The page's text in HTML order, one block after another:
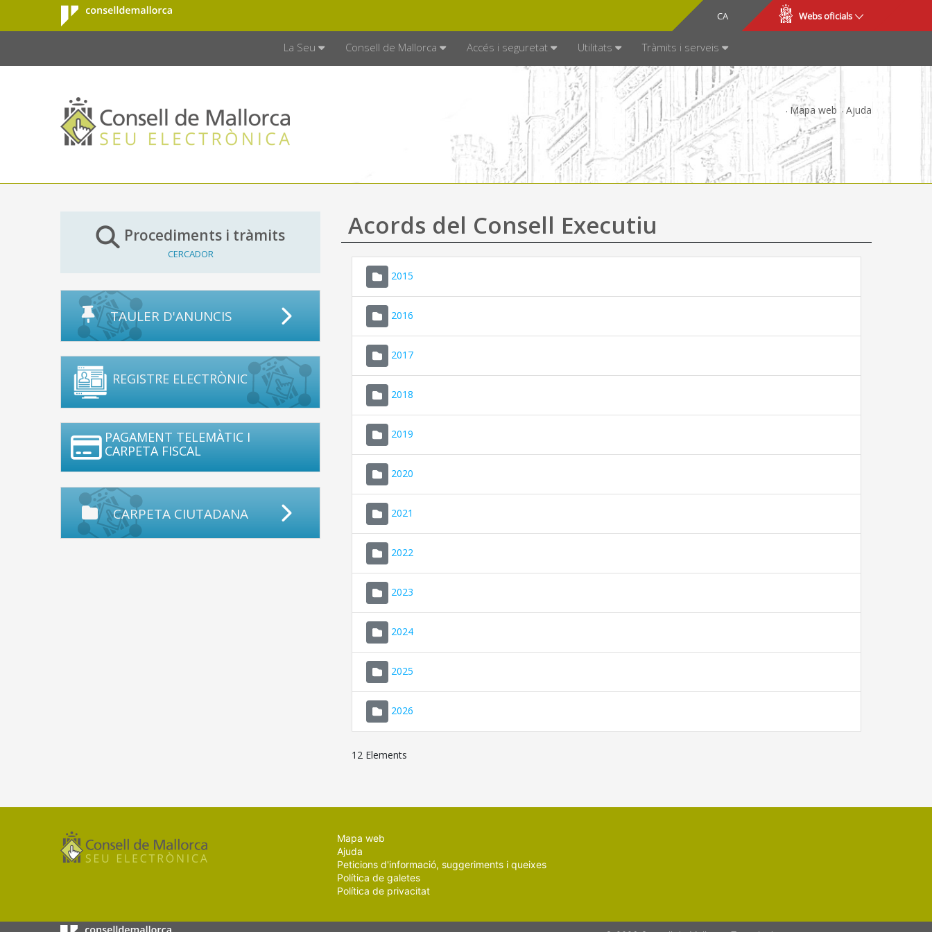
Salta al contingut principal
Consell de
Mallorca
CA
ES Webs oficials
La Seu Consell de Mallorca Accés i seguretat Utilitats Tràmits i serveis
Mapa web Ajuda
Procediments i tràmits
CERCADOR
TAULER D'ANUNCIS
REGISTRE ELECTRÒNIC
PAGAMENT TELEMÀTIC I
CARPETA FISCAL
CARPETA CIUTADANA
Acords del Consell Executiu
2015
2016
2017
2018
2019
2020
2021
2022
2023
2024
2025
2026
12 Elements
Mapa web
Ajuda
Peticions d'informació, suggeriments i queixes
Política de galetes
Política de privacitat